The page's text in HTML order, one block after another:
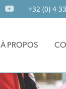
+32 (0) 4
À PROPOS